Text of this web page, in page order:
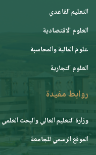
التعليم القاعدي
العلوم الاقتصادية
علوم المالية والمحاسبة
العلوم التجارية
روابط مفيدة
وزارة التعليم العالي والبحث العلمي
الموقع الرسمي للجامعة